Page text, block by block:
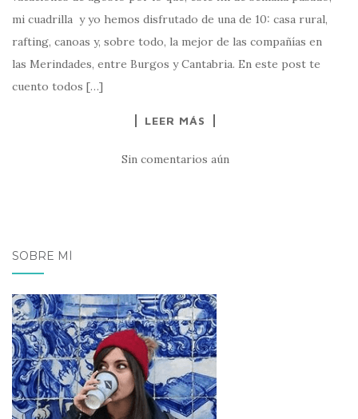
mi cuadrilla y yo hemos disfrutado de una de 10: casa rural,
rafting, canoas y, sobre todo, la mejor de las compañías en
las Merindades, entre Burgos y Cantabria. En este post te
cuento todos […]
LEER MÁS
Sin comentarios aún
SOBRE MÍ